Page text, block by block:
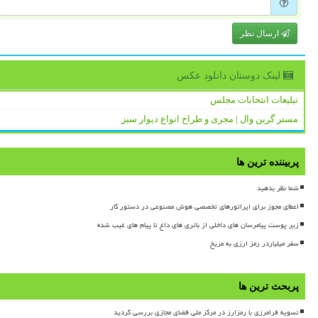
ارسال نظر
لینک دوستان دانلود عكس
تبلیغات انتخابات مجلس
مستر گرین وال | مجری و طراح انواع دیوار سبز
پربیننده ترین ها
شما نظر بدهید
اعطای مجوز برای اپراتورهای تخصصی هوش مصنوعی در دستور کار
زیر پوست پیامرسان های داخلی از باتری های داغ تا پیام های غیب شده
سفر میلیاردر رمز ارزی به مریخ
پربحث ترین ها
تسویه فرامرزی با رمزارز در مرکز ملی فضای مجازی بررسی گردید